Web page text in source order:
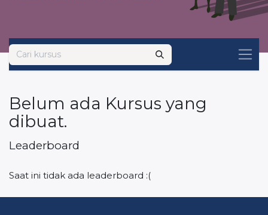
Leaderboard
Saat ini tidak ada leaderboard :(
Belum ada Kursus yang
dibuat.